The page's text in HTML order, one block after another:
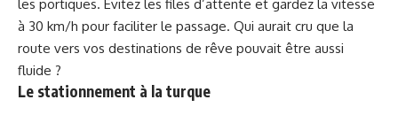
les portiques. Évitez les files d’attente et gardez la vitesse
à 30 km/h pour faciliter le passage. Qui aurait cru que la
route vers vos destinations de rêve pouvait être aussi
fluide ?
Le stationnement à la turque